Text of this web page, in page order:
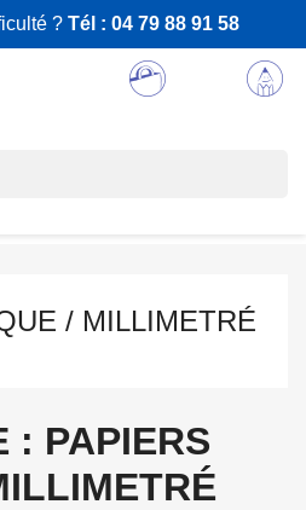
? Tél : 04 79 88 91 58
/ MILLIMETRÉ
: PAPIERS